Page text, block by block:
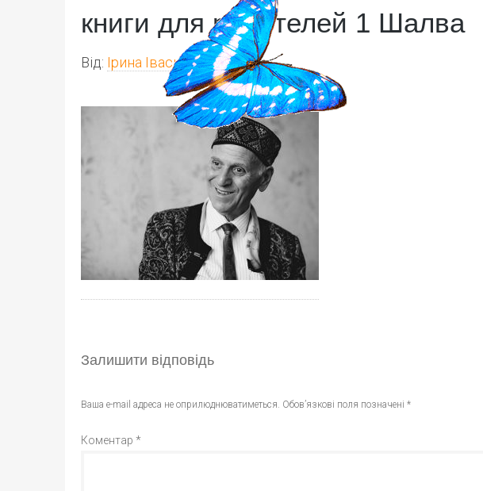
книги для родителей 1 Шалва
Від: Ірина Іваськів
Залишити відповідь
Ваша e-mail адреса не оприлюднюватиметься. Обов’язкові поля позначені *
Коментар *